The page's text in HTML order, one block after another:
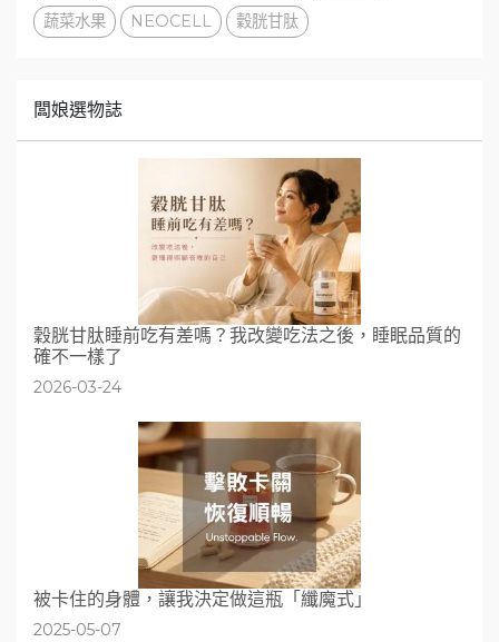
蔬菜水果
NEOCELL 穀胱甘肽
闆娘選物誌
穀胱甘肽睡前吃有差嗎？我改變吃法之後，睡眠品質的
確不一樣了
2026-03-24
被卡住的身體，讓我決定做這瓶「纖魔式」
2025-05-07